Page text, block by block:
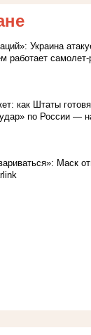
Украина
самолет-
как Штаты
по России —
Маск